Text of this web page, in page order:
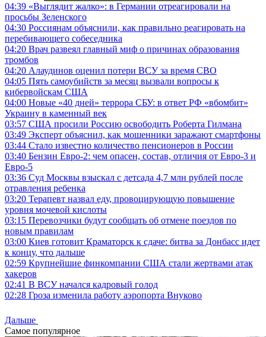
04:39 «Выглядит жалко»: в Германии отреагировали на
просьбы Зеленского
04:30 Россиянам объяснили, как правильно реагировать на
перебивающего собеседника
04:20 Врач развеял главный миф о причинах образования
тромбов
04:20 Алаудинов оценил потери ВСУ за время СВО
04:05 Пять самоубийств за месяц вызвали вопросы к
кибервойскам США
04:00 Новые «40 дней» террора СБУ: в ответ РФ «вбомбит»
Украину в каменный век
03:57 США просили Россию освободить Роберта Гилмана
03:49 Эксперт объяснил, как мошенники заражают смартфоны
03:44 Стало известно количество пенсионеров в России
03:40 Бензин Евро-2: чем опасен, состав, отличия от Евро-3 и
Евро-5
03:36 Суд Москвы взыскал с детсада 4,7 млн рублей после
отравления ребенка
03:20 Терапевт назвал еду, провоцирующую повышение
уровня мочевой кислоты
03:15 Перевозчики будут сообщать об отмене поездов по
новым правилам
03:00 Киев готовит Краматорск к сдаче: битва за Донбасс идет
к концу, что дальше
02:59 Крупнейшие финкомпании США стали жертвами атак
хакеров
02:41 В ВСУ начался кадровый голод
02:28 Гроза изменила работу аэропорта Внуково
Дальше
Самое популярное